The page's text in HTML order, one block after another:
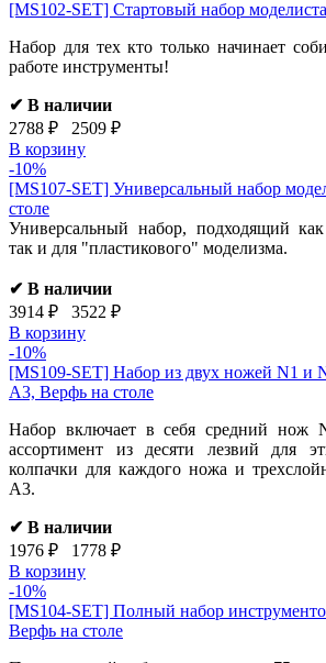
[MS102-SET] Стартовый набор
Набор для тех кто только начинает
работе инструменты!
✔ В наличии
2788 ₽
2509 ₽
В корзину
-10%
[MS107-SET] Универсальный набор
столе
Универсальный набор, подходящий
так и для "пластикового" моделизма.
✔ В наличии
3914 ₽
3522 ₽
В корзину
-10%
[MS109-SET] Набор из двух ножей N1 и
А3, Верфь на столе
Набор включает в себя средний нож
ассортимент из десяти лезвий для
колпачки для каждого ножа и
А3.
✔ В наличии
1976 ₽
1778 ₽
В корзину
-10%
[MS104-SET] Полный набор
Верфь на столе